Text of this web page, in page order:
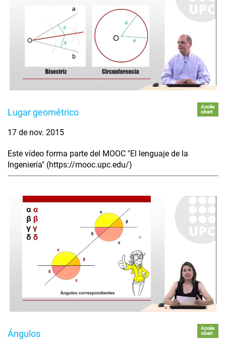
Lugar geométrico
Accés
obert
17 de nov. 2015
Este vídeo forma parte del MOOC "El lenguaje de la
Ingeniería" (https://mooc.upc.edu/)
Ángulos
Accés
obert